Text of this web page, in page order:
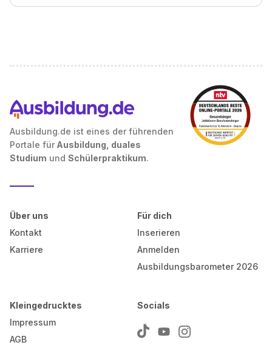
Ausbildung.de ist eines der führenden
Portale für Ausbildung, duales
Studium und Schülerpraktikum.
Über uns
Kontakt
Karriere
Für dich
Inserieren
Anmelden
Ausbildungsbarometer 2026
Kleingedrucktes
Impressum
AGB
Socials